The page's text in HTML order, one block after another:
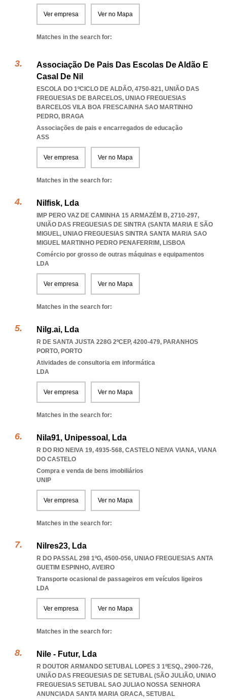
Ver empresa Ver no Mapa
Matches in the search for:
Associação De Pais Das Escolas De Aldão E
Casal De Nil
ESCOLA DO 1ºCICLO DE ALDÃO, 4750-821, UNIÃO DAS
FREGUESIAS DE BARCELOS, UNIAO FREGUESIAS
BARCELOS VILA BOA FRESCAINHA SAO MARTINHO
PEDRO, BRAGA
Associações de pais e encarregados de educação
ASS
Ver empresa Ver no Mapa
Matches in the search for:
Nilfisk, Lda
IMP PERO VAZ DE CAMINHA 15 ARMAZÉM B, 2710-297,
UNIÃO DAS FREGUESIAS DE SINTRA (SANTA MARIA E SÃO
MIGUEL, UNIAO FREGUESIAS SINTRA SANTA MARIA SAO
MIGUEL MARTINHO PEDRO PENAFERRIM, LISBOA
Comércio por grosso de outras máquinas e equipamentos
LDA
Ver empresa Ver no Mapa
Matches in the search for:
Nilg.ai, Lda
R DE SANTA JUSTA 228G 2ºCEP, 4200-479, PARANHOS
PORTO, PORTO
Atividades de consultoria em informática
LDA
Ver empresa Ver no Mapa
Matches in the search for:
Nila91, Unipessoal, Lda
R DO RIO NEIVA 19, 4935-568, CASTELO NEIVA VIANA, VIANA
DO CASTELO
Compra e venda de bens imobiliários
UNIP
Ver empresa Ver no Mapa
Matches in the search for:
Nilres23, Lda
R DO PASSAL 298 1ºG, 4500-056, UNIAO FREGUESIAS ANTA
GUETIM ESPINHO, AVEIRO
Transporte ocasional de passageiros em veículos ligeiros
LDA
Ver empresa Ver no Mapa
Matches in the search for:
Nile - Futur, Lda
R DOUTOR ARMANDO SETUBAL LOPES 3 1ºESQ., 2900-726,
UNIÃO DAS FREGUESIAS DE SETUBAL (SÃO JULIÃO, UNIAO
FREGUESIAS SETUBAL SAO JULIAO NOSSA SENHORA
ANUNCIADA SANTA MARIA GRACA, SETUBAL